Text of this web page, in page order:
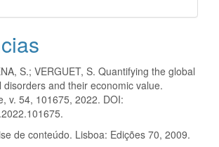
S.; VERGUET, S. Quantifying the global
and their economic value.
v. 54, 101675, 2022. DOI:
de conteúdo. Lisboa: Edições 70, 2009.